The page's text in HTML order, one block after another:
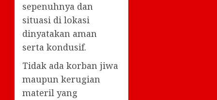
sepenuhnya dan
situasi di lokasi
dinyatakan aman
serta kondusif.
Tidak ada korban jiwa
maupun kerugian
materil yang